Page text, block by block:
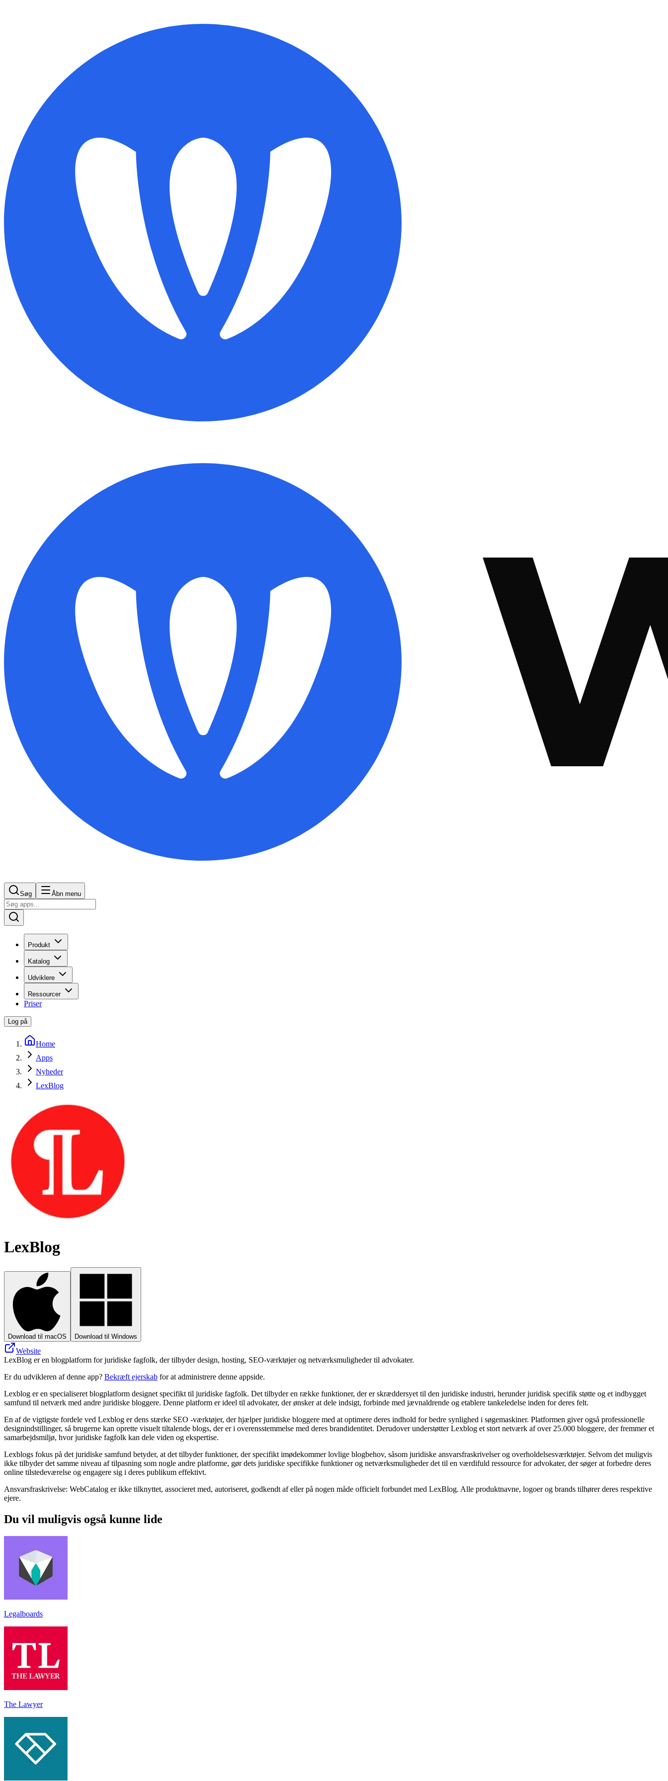
Søg Åbn menu
Produkt
Katalog
Udviklere
Ressourcer
Priser
Log på
Home
Apps
Nyheder
LexBlog
LexBlog
Download til macOS Download til Windows
Website
LexBlog er en blogplatform for juridiske fagfolk, der tilbyder design, hosting, SEO-værktøjer og netværksmuligheder til advokater.
Er du udvikleren af denne app? Bekræft ejerskab for at administrere denne appside.
Lexblog er en specialiseret blogplatform designet specifikt til juridiske fagfolk. Det tilbyder en række funktioner, der er skræddersyet til den juridiske industri, herunder juridisk specifik støtte og et indbygget
samfund til netværk med andre juridiske bloggere. Denne platform er ideel til advokater, der ønsker at dele indsigt, forbinde med jævnaldrende og etablere tankeledelse inden for deres felt.
En af de vigtigste fordele ved Lexblog er dens stærke SEO -værktøjer, der hjælper juridiske bloggere med at optimere deres indhold for bedre synlighed i søgemaskiner. Platformen giver også professionelle
designindstillinger, så brugerne kan oprette visuelt tiltalende blogs, der er i overensstemmelse med deres brandidentitet. Derudover understøtter Lexblog et stort netværk af over 25.000 bloggere, der fremmer et
samarbejdsmiljø, hvor juridiske fagfolk kan dele viden og ekspertise.
Lexblogs fokus på det juridiske samfund betyder, at det tilbyder funktioner, der specifikt imødekommer lovlige blogbehov, såsom juridiske ansvarsfraskrivelser og overholdelsesværktøjer. Selvom det muligvis
ikke tilbyder det samme niveau af tilpasning som nogle andre platforme, gør dets juridiske specifikke funktioner og netværksmuligheder det til en værdifuld ressource for advokater, der søger at forbedre deres
online tilstedeværelse og engagere sig i deres publikum effektivt.
Ansvarsfraskrivelse: WebCatalog er ikke tilknyttet, associeret med, autoriseret, godkendt af eller på nogen måde officielt forbundet med LexBlog. Alle produktnavne, logoer og brands tilhører deres respektive
ejere.
Du vil muligvis også kunne lide
Legalboards
The Lawyer